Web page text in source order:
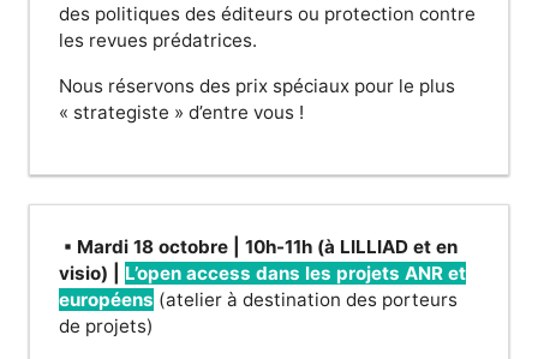
des politiques des éditeurs ou protection contre
les revues prédatrices.
Nous réservons des prix spéciaux pour le plus
« strategiste » d’entre vous !
▪ Mardi 18 octobre | 10h-11h (à LILLIAD et en
visio) | L’open access dans les projets ANR et
européens (atelier à destination des porteurs
de projets)